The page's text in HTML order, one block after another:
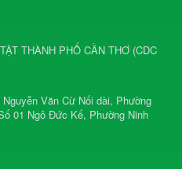
THÀNH PHỐ CẦN THƠ (CDC
Văn Cừ Nối dài, Phường
01 Ngô Đức Kế, Phường Ninh